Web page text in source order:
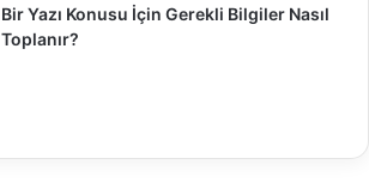
Bir Yazı Konusu İçin Gerekli Bilgiler Nasıl
Toplanır?